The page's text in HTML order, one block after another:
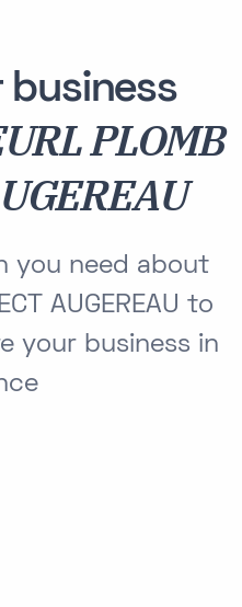
business
PLOMB
you need about
AUGEREAU to
your business in